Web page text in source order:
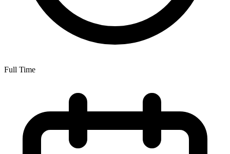
Full Time